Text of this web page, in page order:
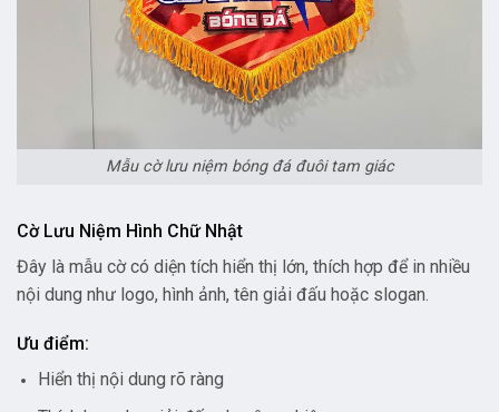
Mẫu cờ lưu niệm bóng đá đuôi tam giác
Cờ Lưu Niệm Hình Chữ Nhật
Đây là mẫu cờ có diện tích hiển thị lớn, thích hợp để in nhiều
nội dung như logo, hình ảnh, tên giải đấu hoặc slogan.
Ưu điểm:
Hiển thị nội dung rõ ràng